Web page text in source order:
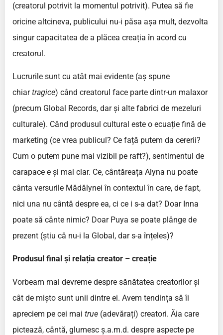
(creatorul potrivit la momentul potrivit). Putea să fie
oricine altcineva, publicului nu-i păsa așa mult, dezvolta
singur capacitatea de a plăcea creația în acord cu
creatorul.
Lucrurile sunt cu atât mai evidente (aș spune
chiartragice) când creatorul face parte dintr-un malaxor
(precum Global Records, dar și alte fabrici de mezeluri
culturale). Când produsul cultural este o ecuație fină de
marketing (ce vrea publicul? Ce față putem da cererii?
Cum o putem pune mai vizibil pe raft?), sentimentul de
carapace e și mai clar. Ce, cântăreața Alyna nu poate
cânta versurile Mădălynei în contextul în care, de fapt,
nici una nu cântă despre ea, ci ce i s-a dat? Doar Inna
poate să cânte nimic? Doar Puya se poate plânge de
prezent (știu că nu-i la Global, dar s-a înțeles)?
Produsul final și relația creator – creație
Vorbeam mai devreme despre sănătatea creatorilor și
cât de mișto sunt unii dintre ei. Avem tendința să îi
apreciem pe cei mai true (adevărați) creatori. Ăia care
pictează, cântă, glumesc ș.a.m.d. despre aspecte pe